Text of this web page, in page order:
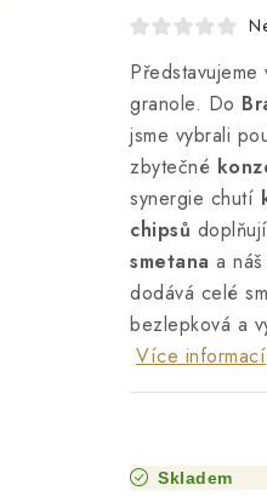
granole. Do
jsme vybrali
zbytečné
synergie chutí
chipsů
smetana a
dodává celé
bezlepková a
Více informací
Skladem